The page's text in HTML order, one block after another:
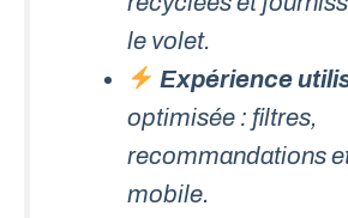
le volet.
Expérience
optimisée : filtres,
recommandations
mobile.